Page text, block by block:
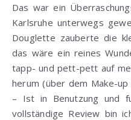
Das war ein
Karlsruhe unterwegs
Douglette zauberte die
das wäre ein reines
tapp- und pett-pett auf
herum (über dem Make-
– Ist in Benutzung und
vollständige Review bin